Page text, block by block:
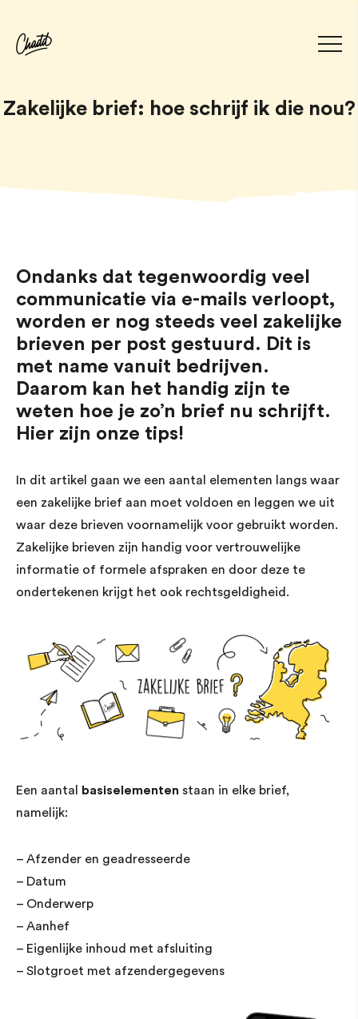
Zakelijke brief: hoe schrijf ik die nou?
Ondanks dat tegenwoordig veel
communicatie via e-mails verloopt,
worden er nog steeds veel zakelijke
brieven per post gestuurd. Dit is
met name vanuit bedrijven.
Daarom kan het handig zijn te
weten hoe je zo’n brief nu schrijft.
Hier zijn onze tips!
In dit artikel gaan we een aantal elementen langs waar
een zakelijke brief aan moet voldoen en leggen we uit
waar deze brieven voornamelijk voor gebruikt worden.
Zakelijke brieven zijn handig voor vertrouwelijke
informatie of formele afspraken en door deze te
ondertekenen krijgt het ook rechtsgeldigheid.
Een aantal basiselementen staan in elke brief,
namelijk:
– Afzender en geadresseerde
– Datum
– Onderwerp
– Aanhef
– Eigenlijke inhoud met afsluiting
– Slotgroet met afzendergegevens